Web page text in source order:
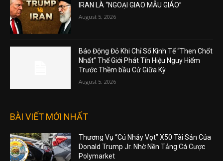
IRAN LÀ “NGOẠI GIAO MẪU GIÁO”
August 5, 2026
Báo Động Đỏ Khi Chỉ Số Kinh Tế “Then Chốt
Nhất” Thế Giới Phát Tín Hiệu Nguy Hiểm
Trước Thềm bầu Cử Giữa Kỳ
August 5, 2026
BÀI VIẾT MỚI NHẤT
Thương Vụ “Cú Nhảy Vọt” X50 Tài Sản Của
Donald Trump Jr. Nhờ Nền Tảng Cá Cược
Polymarket